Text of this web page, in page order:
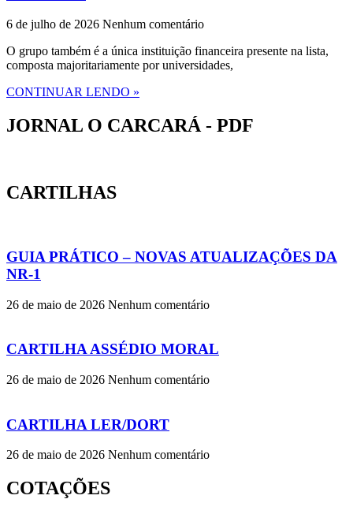
6 de julho de 2026 Nenhum comentário
O grupo também é a única instituição financeira presente na lista,
composta majoritariamente por universidades,
CONTINUAR LENDO »
JORNAL O CARCARÁ - PDF
CARTILHAS
GUIA PRÁTICO – NOVAS ATUALIZAÇÕES DA
NR-1
26 de maio de 2026 Nenhum comentário
CARTILHA ASSÉDIO MORAL
26 de maio de 2026 Nenhum comentário
CARTILHA LER/DORT
26 de maio de 2026 Nenhum comentário
COTAÇÕES